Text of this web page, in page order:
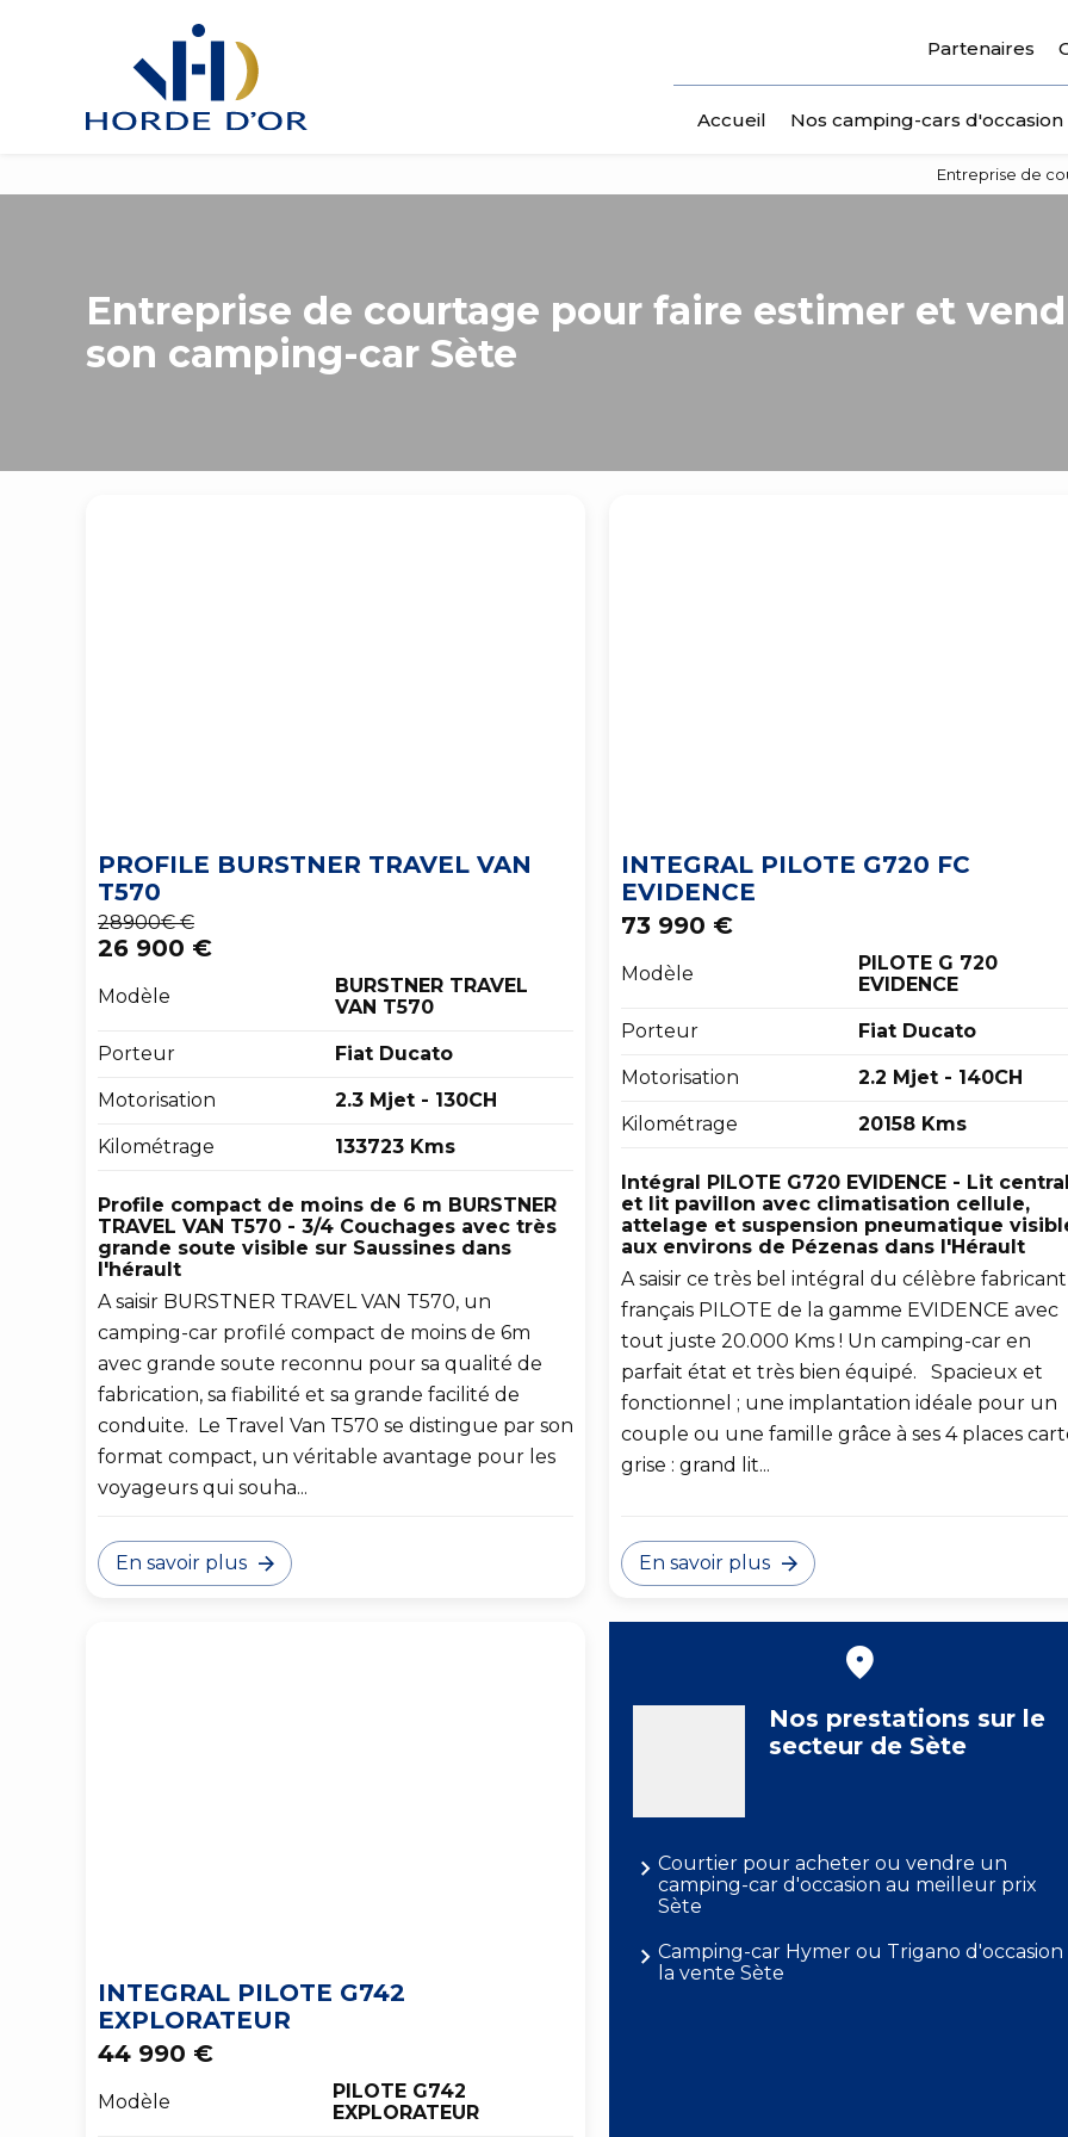
Partenaires
Accueil Nos camping-cars d'occasion
Entreprise de
Entreprise de courtage pour faire estimer et
son camping-car Sète
PROFILE BURSTNER TRAVEL VAN
T570
28900€ €
26 900 €
Modèle
BURSTNER TRAVEL
VAN T570
Porteur Fiat Ducato
Motorisation 2.3 Mjet - 130CH
Kilométrage 133723 Kms
Profile compact de moins de 6 m BURSTNER
TRAVEL VAN T570 - 3/4 Couchages avec très
grande soute visible sur Saussines dans
l'hérault
A saisir BURSTNER TRAVEL VAN T570, un
camping-car profilé compact de moins de 6m
avec grande soute reconnu pour sa qualité de
fabrication, sa fiabilité et sa grande facilité de
conduite. Le Travel Van T570 se distingue par son
format compact, un véritable avantage pour les
voyageurs qui souha...
En savoir plus
INTEGRAL PILOTE G720 FC
EVIDENCE
73 990 €
Modèle
PILOTE G 720
EVIDENCE
Porteur Fiat Ducato
Motorisation 2.2 Mjet - 140CH
Kilométrage 20158 Kms
Intégral PILOTE G720 EVIDENCE - Lit
et lit pavillon avec climatisation cellule,
attelage et suspension pneumatique
aux environs de Pézenas dans l'Hérault
A saisir ce très bel intégral du célèbre fabricant
français PILOTE de la gamme EVIDENCE avec
tout juste 20.000 Kms ! Un camping-car en
parfait état et très bien équipé. Spacieux et
fonctionnel ; une implantation idéale pour un
couple ou une famille grâce à ses 4 places
grise : grand lit...
En savoir plus
INTEGRAL PILOTE G742
EXPLORATEUR
44 990 €
Modèle
PILOTE G742
EXPLORATEUR
Nos prestations sur le
secteur de Sète
Courtier pour acheter ou vendre un
camping-car d'occasion au meilleur prix
Sète
Camping-car Hymer ou Trigano d'occasion
la vente Sète